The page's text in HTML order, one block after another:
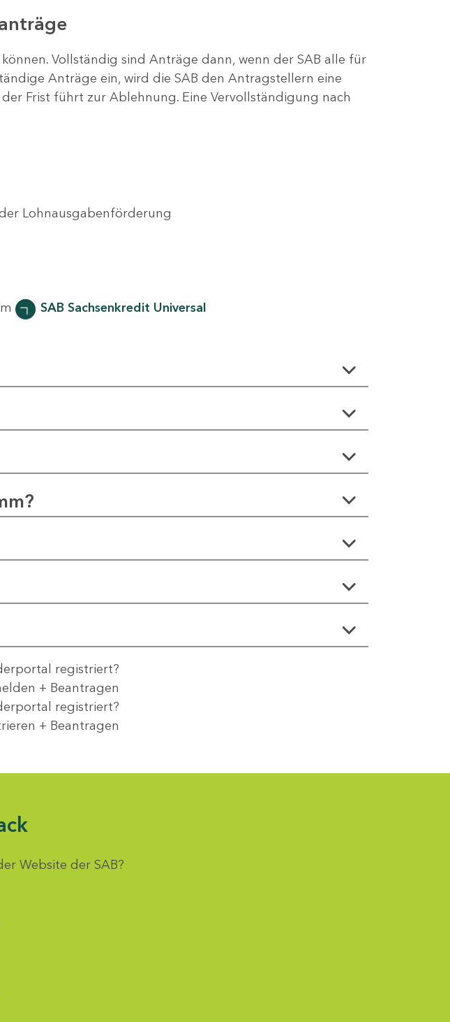
Vollständig sind Anträge dann, wenn der SAB alle für
Anträge ein, wird die SAB den Antragstellern eine
Frist führt zur Ablehnung. Eine Vervollständigung nach
Lohnausgabenförderung
SAB Sachsenkredit Universal
registriert?
+ Beantragen
registriert?
+ Beantragen
Website der SAB?
auswählen